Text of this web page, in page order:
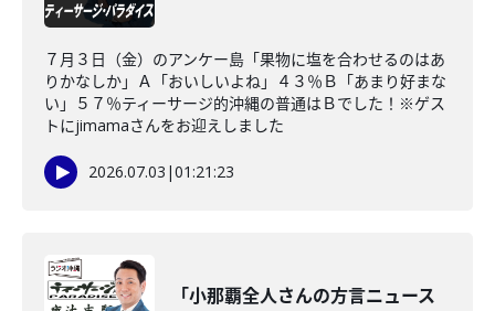
７月３日（金）のアンケー島「果物に塩を合わせるのはあ
りかなしか」Ａ「おいしいよね」４３％Ｂ「あまり好まな
い」５７％ティーサージ的沖縄の普通はＢでした！※ゲス
トにjimamaさんをお迎えしました
2026.07.03 |01:21:23
「小那覇全人さんの方言ニュース